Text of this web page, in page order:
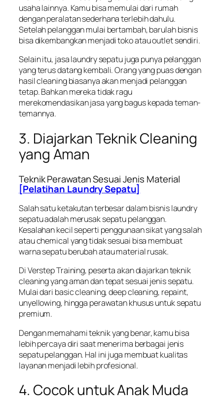
usaha lainnya. Kamu bisa memulai dari rumah
dengan peralatan sederhana terlebih dahulu.
Setelah pelanggan mulai bertambah, barulah bisnis
bisa dikembangkan menjadi toko atau outlet sendiri.
Selain itu, jasa laundry sepatu juga punya pelanggan
yang terus datang kembali. Orang yang puas dengan
hasil cleaning biasanya akan menjadi pelanggan
tetap. Bahkan mereka tidak ragu
merekomendasikan jasa yang bagus kepada teman-
temannya.
3. Diajarkan Teknik Cleaning
yang Aman
Teknik Perawatan Sesuai Jenis Material
[Pelatihan Laundry Sepatu]
Salah satu ketakutan terbesar dalam bisnis laundry
sepatu adalah merusak sepatu pelanggan.
Kesalahan kecil seperti penggunaan sikat yang salah
atau chemical yang tidak sesuai bisa membuat
warna sepatu berubah atau material rusak.
Di Verstep Training, peserta akan diajarkan teknik
cleaning yang aman dan tepat sesuai jenis sepatu.
Mulai dari basic cleaning, deep cleaning, repaint,
unyellowing, hingga perawatan khusus untuk sepatu
premium.
Dengan memahami teknik yang benar, kamu bisa
lebih percaya diri saat menerima berbagai jenis
sepatu pelanggan. Hal ini juga membuat kualitas
layanan menjadi lebih profesional.
4. Cocok untuk Anak Muda